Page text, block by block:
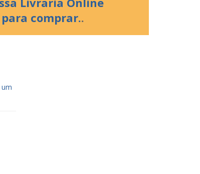
comprar..
um